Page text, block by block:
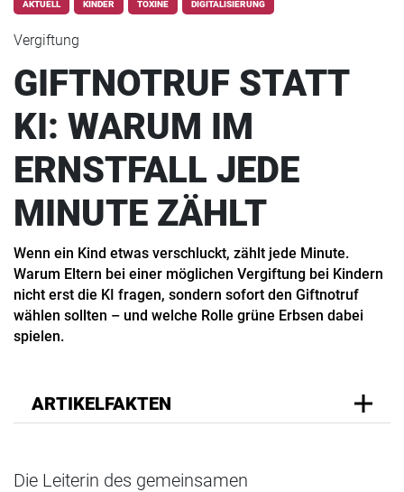
AKTUELL KINDER TOXINE DIGITALISIERUNG
Vergiftung
GIFTNOTRUF STATT
KI: WARUM IM
ERNSTFALL JEDE
MINUTE ZÄHLT
Wenn ein Kind etwas verschluckt, zählt jede Minute.
Warum Eltern bei einer möglichen Vergiftung bei Kindern
nicht erst die KI fragen, sondern sofort den Giftnotruf
wählen sollten – und welche Rolle grüne Erbsen dabei
spielen.
ARTIKELFAKTEN
Die Leiterin des gemeinsamen